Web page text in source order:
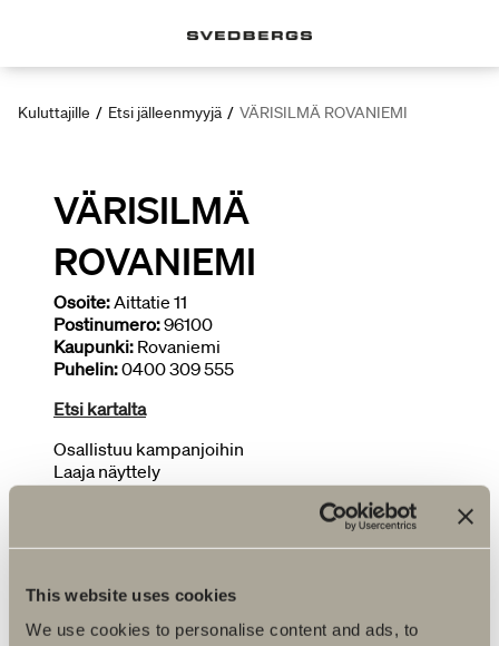
This website uses cookies
We use cookies to personalise content and ads, to
Kuluttajille / Etsi jälleenmyyjä / VÄRISILMÄ ROVANIEMI
VÄRISILMÄ
ROVANIEMI
Osoite:Aittatie 11
Postinumero:96100
Kaupunki: Rovaniemi
Puhelin:0400 309 555
Etsi kartalta
Osallistuu kampanjoihin
Laaja näyttely